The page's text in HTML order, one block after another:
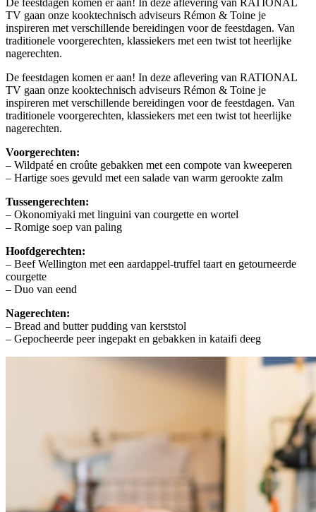
TV gaan onze kooktechnisch adviseurs Rémon & Toine je
inspireren met verschillende bereidingen voor de feestdagen. Van
traditionele voorgerechten, klassiekers met een twist tot heerlijke
nagerechten.
De feestdagen komen er aan! In deze aflevering van RATIONAL
TV gaan onze kooktechnisch adviseurs Rémon & Toine je
inspireren met verschillende bereidingen voor de feestdagen. Van
traditionele voorgerechten, klassiekers met een twist tot heerlijke
nagerechten.
Voorgerechten:
– Wildpaté en croûte gebakken met een compote van kweeperen
– Hartige soes gevuld met een salade van warm gerookte zalm
Tussengerechten:
– Okonomiyaki met linguini van courgette en wortel
– Romige soep van paling
Hoofdgerechten:
– Beef Wellington met een aardappel-truffel taart en getourneerde
courgette
– Duo van eend
Nagerechten:
– Bread and butter pudding van kerststol
– Gepocheerde peer ingepakt en gebakken in kataifi deeg